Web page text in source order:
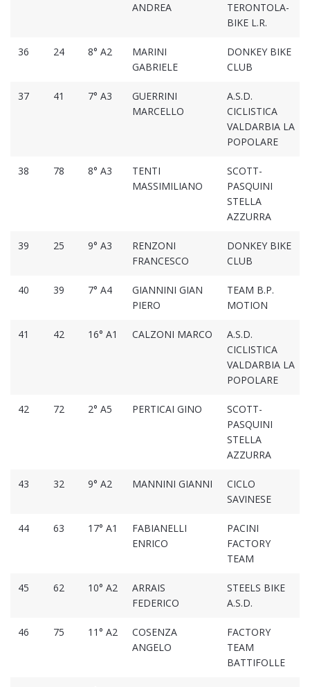
ANDREA
TERONTOLA-
BIKE L.R.
36 24 8° A2
MARINI
GABRIELE
DONKEY BIKE
CLUB
37 41 7° A3
GUERRINI
MARCELLO
A.S.D.
CICLISTICA
VALDARBIA LA
POPOLARE
38 78 8° A3
TENTI
MASSIMILIANO
SCOTT-
PASQUINI
STELLA
AZZURRA
39 25 9° A3
RENZONI
FRANCESCO
DONKEY BIKE
CLUB
40 39 7° A4
GIANNINI GIAN
PIERO
TEAM B.P.
MOTION
41 42 16° A1 CALZONI MARCO
A.S.D.
CICLISTICA
VALDARBIA LA
POPOLARE
42 72 2° A5 PERTICAI GINO
SCOTT-
PASQUINI
STELLA
AZZURRA
43 32 9° A2 MANNINI GIANNI
CICLO
SAVINESE
44 63 17° A1
FABIANELLI
ENRICO
PACINI
FACTORY
TEAM
45 62 10° A2
ARRAIS
FEDERICO
STEELS BIKE
A.S.D.
46 75 11° A2
COSENZA
ANGELO
FACTORY
TEAM
BATTIFOLLE